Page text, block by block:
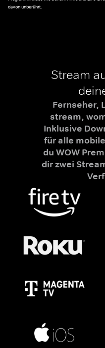
davon unberührt.
Stream
Fernseher,
stream,
Inklusive
für alle
du WOW
dir zwei